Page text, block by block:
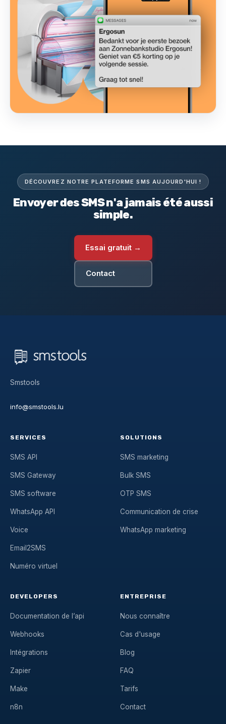
DÉCOUVREZ NOTRE PLATEFORME SMS AUJOURD'HUI !
Envoyer des SMS n'a jamais été aussi
simple.
Essai gratuit →
Contact
Smstools
info@smstools.lu
SERVICES
SMS API
SMS Gateway
SMS software
WhatsApp API
Voice
Email2SMS
Numéro virtuel
SOLUTIONS
SMS marketing
Bulk SMS
OTP SMS
Communication de crise
WhatsApp marketing
DEVELOPERS
Documentation de l’api
Webhooks
Intégrations
Zapier
Make
n8n
ENTREPRISE
Nous connaître
Cas d'usage
Blog
FAQ
Tarifs
Contact